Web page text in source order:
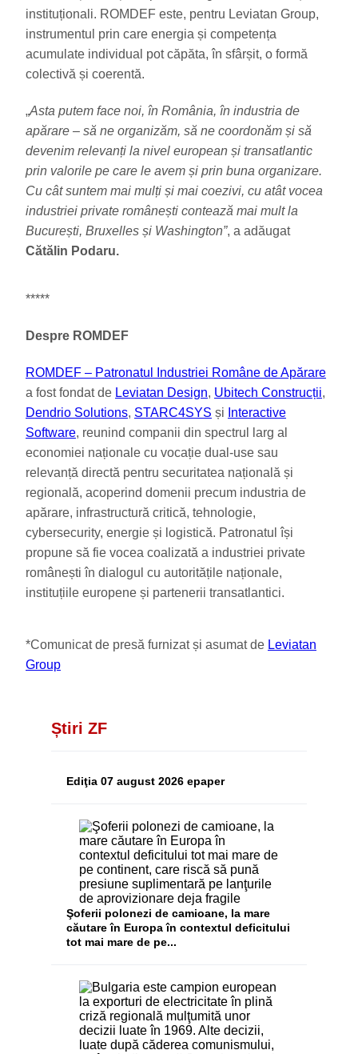
instituționali. ROMDEF este, pentru Leviatan Group,
instrumentul prin care energia și competența
acumulate individual pot căpăta, în sfârșit, o formă
colectivă și coerentă.
„Asta putem face noi, în România, în industria de
apărare – să ne organizăm, să ne coordonăm și să
devenim relevanți la nivel european și transatlantic
prin valorile pe care le avem și prin buna organizare.
Cu cât suntem mai mulți și mai coezivi, cu atât vocea
industriei private românești contează mai mult la
București, Bruxelles și Washington”, a adăugat
Cătălin Podaru.
*****
Despre ROMDEF
ROMDEF – Patronatul Industriei Române de Apărare
a fost fondat de Leviatan Design, Ubitech Construcții,
Dendrio Solutions, STARC4SYS și Interactive
Software, reunind companii din spectrul larg al
economiei naționale cu vocație dual-use sau
relevanță directă pentru securitatea națională și
regională, acoperind domenii precum industria de
apărare, infrastructură critică, tehnologie,
cybersecurity, energie și logistică. Patronatul își
propune să fie vocea coalizată a industriei private
românești în dialogul cu autoritățile naționale,
instituțiile europene și partenerii transatlantici.
*Comunicat de presă furnizat și asumat de Leviatan
Group
Știri ZF
Ediţia 07 august 2026 epaper
Şoferii polonezi de camioane, la mare
căutare în Europa în contextul deficitului
tot mai mare de pe...